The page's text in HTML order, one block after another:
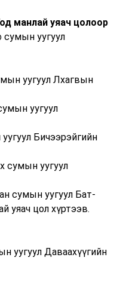
манлай уяач цолоор
уугуул
уугуул Лхагвын
уугуул
Бичээрэйгийн
сумын уугуул
сумын уугуул Бат-
уяач цол хүртээв.
уугуул Даваахүүгийн